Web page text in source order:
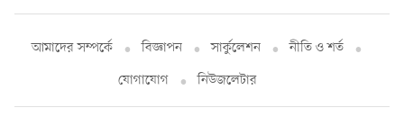
আমাদের সম্পর্কে বিজ্ঞাপন সার্কুলেশন
নীতি ও শর্ত
যোগাযোগ
নিউজলেটার